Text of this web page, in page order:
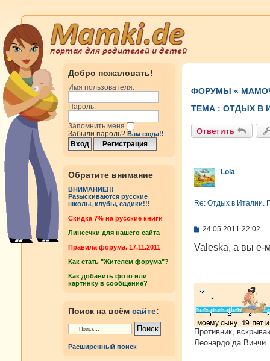
Добро пожаловать!
Имя пользователя:
Пароль:
Запомнить меня
Забыли пароль? Вам сюда!!
Обратите внимание
ВНИМАНИЕ!!!
Разыскиваются русские
школы, клубы, садики!!!
Cкидка 7% на русские книги
Линеечки для нашего сайта
Правила форума. 17.11.2011
Как стать "Жителем форума"?
Как добавить фото или
картинку в сообщение?
Поиск на всём сайте:
Расширенный поиск
ФОРУМЫ «
ТЕМА : ОТДЫХ В
Ответить
Lola
Re: Отдых в Италии.
С
о
н
е
24.05.2011 22:02
Valeska, а вы е-
Противник,
Леонардо да Винчи